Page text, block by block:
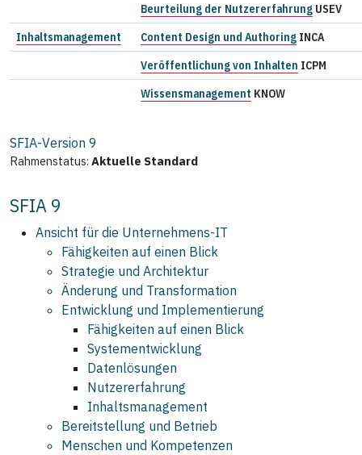
Beurteilung der Nutzererfahrung USEV
Inhaltsmanagement
Content Design und Authoring INCA
Veröffentlichung von Inhalten ICPM
Wissensmanagement KNOW
SFIA-Version 9
Rahmenstatus: Aktuelle Standard
SFIA 9
Ansicht für die Unternehmens‑IT
Fähigkeiten auf einen Blick
Strategie und Architektur
Änderung und Transformation
Entwicklung und Implementierung
Fähigkeiten auf einen Blick
Systementwicklung
Datenlösungen
Nutzererfahrung
Inhaltsmanagement
Bereitstellung und Betrieb
Menschen und Kompetenzen